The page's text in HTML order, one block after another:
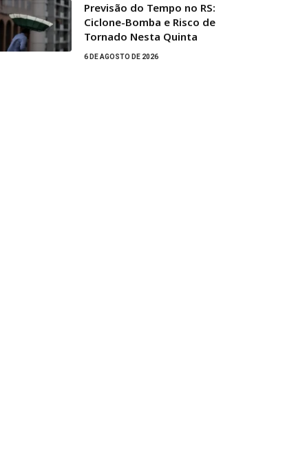
Previsão do Tempo no RS:
Ciclone-Bomba e Risco de
Tornado Nesta Quinta
6 DE AGOSTO DE 2026